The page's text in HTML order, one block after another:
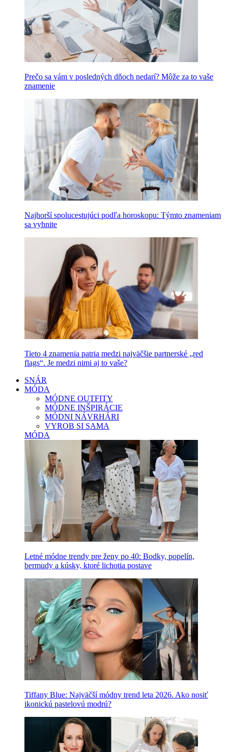
Prečo sa vám v posledných dňoch nedarí? Môže za to vaše
znamenie
Najhorší spolucestujúci podľa horoskopu: Týmto znameniam
sa vyhnite
Tieto 4 znamenia patria medzi najväčšie partnerské „red
flags“. Je medzi nimi aj to vaše?
SNÁR
MÓDA
MÓDNE OUTFITY
MÓDNE INŠPIRÁCIE
MÓDNI NÁVRHÁRI
VYROB SI SAMA
MÓDA
Letné módne trendy pre ženy po 40: Bodky, popelín,
bermudy a kúsky, ktoré lichotia postave
Tiffany Blue: Najväčší módny trend leta 2026. Ako nosiť
ikonickú pastelovú modrú?